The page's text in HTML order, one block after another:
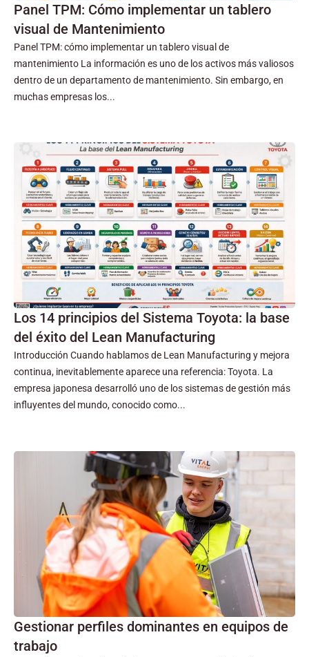
Panel TPM: Cómo implementar un tablero
visual de Mantenimiento
Panel TPM: cómo implementar un tablero visual de
mantenimiento La información es uno de los activos más valiosos
dentro de un departamento de mantenimiento. Sin embargo, en
muchas empresas los...
Los 14 principios del Sistema Toyota: la base
del éxito del Lean Manufacturing
Introducción Cuando hablamos de Lean Manufacturing y mejora
continua, inevitablemente aparece una referencia: Toyota. La
empresa japonesa desarrolló uno de los sistemas de gestión más
influyentes del mundo, conocido como...
Gestionar perfiles dominantes en equipos de
trabajo